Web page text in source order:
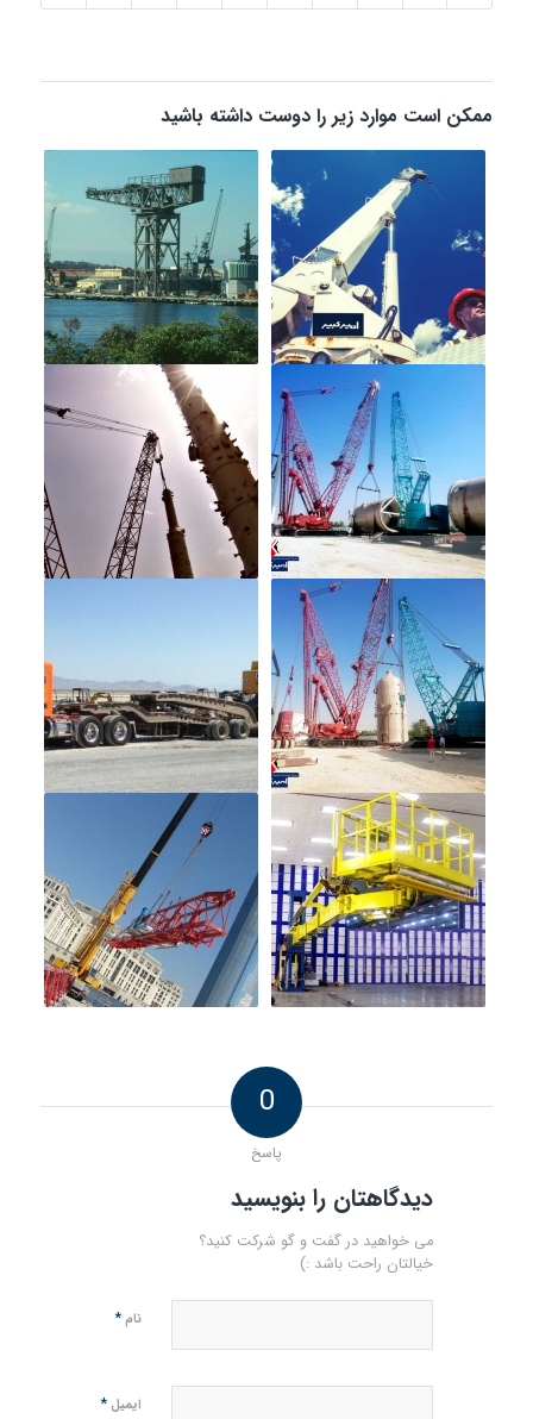
ممکن است موارد زیر را دوست داشته باشید
0
پاسخ
دیدگاهتان را بنویسید
می خواهید در گفت و گو شرکت کنید؟
خیالتان راحت باشد :)
نام *
ایمیل *